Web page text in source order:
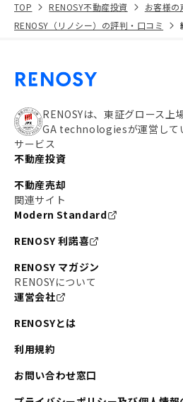
TOP RENOSY不動産投資
お客様の
RENOSY（リノシー）の評判・口コミ
RENOSYは、東証グロース上
GA technologiesが運営して
サービス
不動産投資
不動産売却
関連サイト
Modern Standard
RENOSY 利諾喜
RENOSY マガジン
RENOSYについて
運営会社
RENOSYとは
利用規約
お問い合わせ窓口